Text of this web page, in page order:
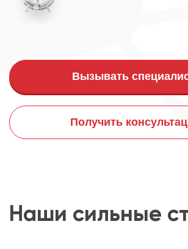
Вызывать
Получить
Наши сильные